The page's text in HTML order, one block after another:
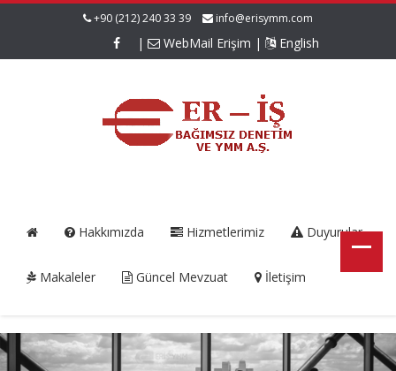
+90 (212) 240 33 39 info@erisymm.com
| WebMail Erişim | English
Hakkımızda Hizmetlerimiz Duyurular
Makaleler Güncel Mevzuat İletişim